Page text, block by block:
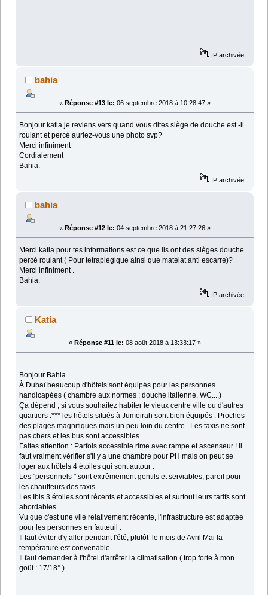
IP archivée
bahia
« Réponse #13 le: 06 septembre 2018 à 10:28:47 »
Bonjour katia je reviens vers quand vous dites siège de douche est -il
roulant et percé auriez-vous une photo svp?
Merci infiniment
Cordialement
Bahia.
IP archivée
bahia
« Réponse #12 le: 04 septembre 2018 à 21:27:26 »
Merci katia pour tes informations est ce que ils ont des sièges douche
percé roulant ( Pour tetraplegique ainsi que matelat anti escarre)?
Merci infiniment .
Bahia.
IP archivée
Katia
« Réponse #11 le: 08 août 2018 à 13:33:17 »
Bonjour Bahia
À Dubaï beaucoup d'hôtels sont équipés pour les personnes
handicapées ( chambre aux normes ; douche italienne, WC....)
Ça dépend ; si vous souhaitez habiter le vieux centre ville ou d'autres
quartiers :*** les hôtels situés à Jumeirah sont bien équipés : Proches
des plages magnifiques mais un peu loin du centre . Les taxis ne sont
pas chers et les bus sont accessibles .
Faites attention : Parfois accessible rime avec rampe et ascenseur ! Il
faut vraiment vérifier s'il y a une chambre pour PH mais on peut se
loger aux hôtels 4 étoiles qui sont autour .
Les "personnels " sont extrêmement gentils et serviables, pareil pour
les chauffeurs des taxis ..
Les Ibis 3 étoiles sont récents et accessibles et surtout leurs tarifs sont
abordables .
Vu que c'est une vile relativement récente, l'infrastructure est adaptée
pour les personnes en fauteuil .
Il faut éviter d'y aller pendant l'été, plutôt le mois de Avril Mai la
température est convenable .
Il faut demander à l'hôtel d'arrêter la climatisation ( trop forte à mon
goût : 17/18° )